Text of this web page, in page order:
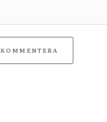
KOMMENTERA